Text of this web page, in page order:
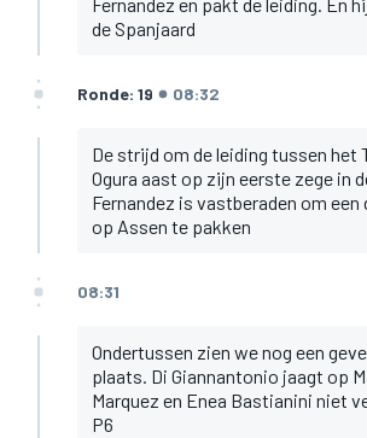
de Spanjaard
Ronde: 19 08:32
De strijd om de leiding tussen het
Ogura aast op zijn eerste zege in
Fernandez is vastberaden om
op Assen te pakken
08:31
Ondertussen zien we nog een
plaats. Di Giannantonio jaagt op
Marquez en Enea Bastianini niet
P6